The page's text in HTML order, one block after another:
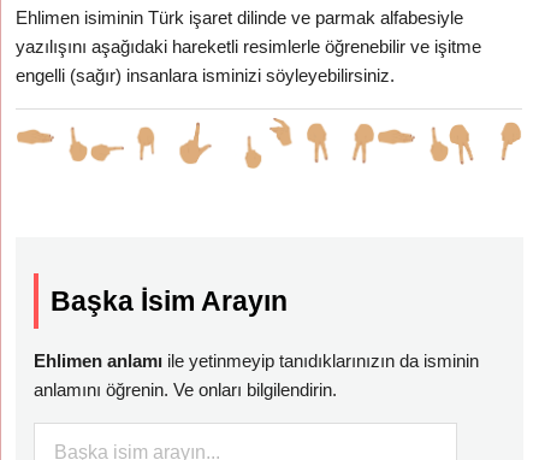
Ehlimen isiminin Türk işaret dilinde ve parmak alfabesiyle
yazılışını aşağıdaki hareketli resimlerle öğrenebilir ve işitme
engelli (sağır) insanlara isminizi söyleyebilirsiniz.
Başka İsim Arayın
Ehlimen anlamı ile yetinmeyip tanıdıklarınızın da isminin
anlamını öğrenin. Ve onları bilgilendirin.